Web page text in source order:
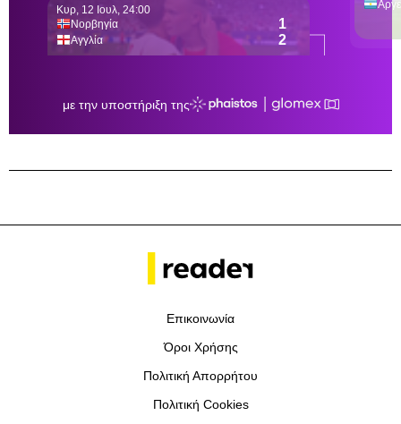
Επικοινωνία
Όροι Χρήσης
Πολιτική Απορρήτου
Πολιτική Cookies